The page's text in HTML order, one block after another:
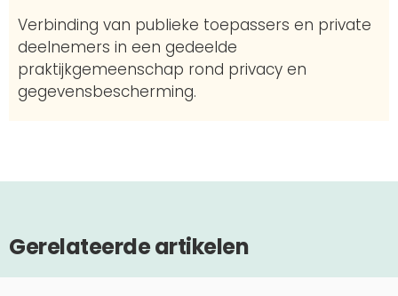
Verbinding van publieke toepassers en private
deelnemers in een gedeelde
praktijkgemeenschap rond privacy en
gegevensbescherming.
Gerelateerde artikelen